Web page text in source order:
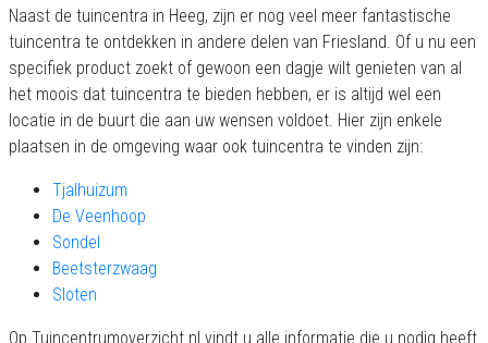
Naast de tuincentra in Heeg, zijn er nog veel meer fantastische
tuincentra te ontdekken in andere delen van Friesland. Of u nu een
specifiek product zoekt of gewoon een dagje wilt genieten van al
het moois dat tuincentra te bieden hebben, er is altijd wel een
locatie in de buurt die aan uw wensen voldoet. Hier zijn enkele
plaatsen in de omgeving waar ook tuincentra te vinden zijn:
Tjalhuizum
De Veenhoop
Sondel
Beetsterzwaag
Sloten
Op Tuincentrumoverzicht.nl vindt u alle informatie die u nodig heeft